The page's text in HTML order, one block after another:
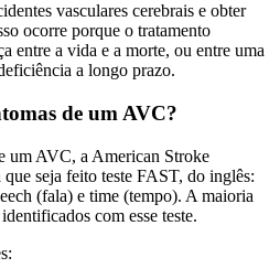
vasculares cerebrais e obter
ocorre porque o tratamento
entre a vida e a morte, ou entre uma
a longo prazo.
de um AVC?
um AVC, a American Stroke
seja feito teste FAST, do inglês:
(fala) e time (tempo). A maioria
com esse teste.